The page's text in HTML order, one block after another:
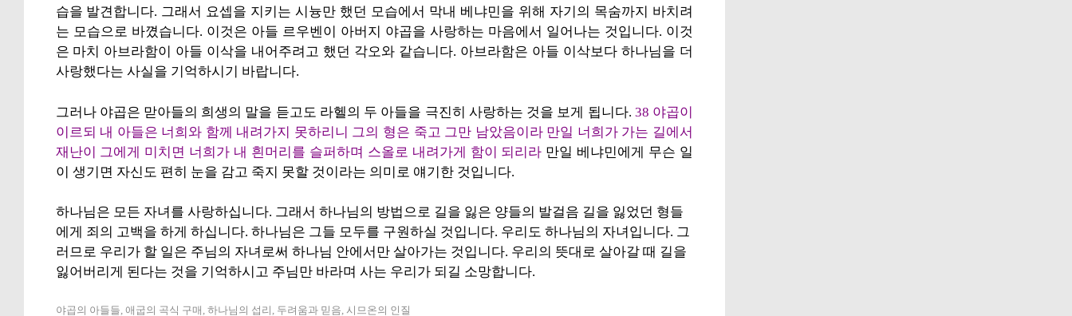
습을 발견합니다. 그래서 요셉을 지키는 시늉만 했던 모습에서 막내 베냐민을 위해 자기의 목숨까지 바치려
는 모습으로 바꼈습니다. 이것은 아들 르우벤이 아버지 야곱을 사랑하는 마음에서 일어나는 것입니다. 이것
은 마치 아브라함이 아들 이삭을 내어주려고 했던 각오와 같습니다. 아브라함은 아들 이삭보다 하나님을 더
사랑했다는 사실을 기억하시기 바랍니다.
그러나 야곱은 맏아들의 희생의 말을 듣고도 라헬의 두 아들을 극진히 사랑하는 것을 보게 됩니다. 38 야곱이
이르되 내 아들은 너희와 함께 내려가지 못하리니 그의 형은 죽고 그만 남았음이라 만일 너희가 가는 길에서
재난이 그에게 미치면 너희가 내 흰머리를 슬퍼하며 스올로 내려가게 함이 되리라 만일 베냐민에게 무슨 일
이 생기면 자신도 편히 눈을 감고 죽지 못할 것이라는 의미로 얘기한 것입니다.
하나님은 모든 자녀를 사랑하십니다. 그래서 하나님의 방법으로 길을 잃은 양들의 발걸음 길을 잃었던 형들
에게 죄의 고백을 하게 하십니다. 하나님은 그들 모두를 구원하실 것입니다. 우리도 하나님의 자녀입니다. 그
러므로 우리가 할 일은 주님의 자녀로써 하나님 안에서만 살아가는 것입니다. 우리의 뜻대로 살아갈 때 길을
잃어버리게 된다는 것을 기억하시고 주님만 바라며 사는 우리가 되길 소망합니다.
야곱의 아들들, 애굽의 곡식 구매, 하나님의 섭리, 두려움과 믿음, 시므온의 인질